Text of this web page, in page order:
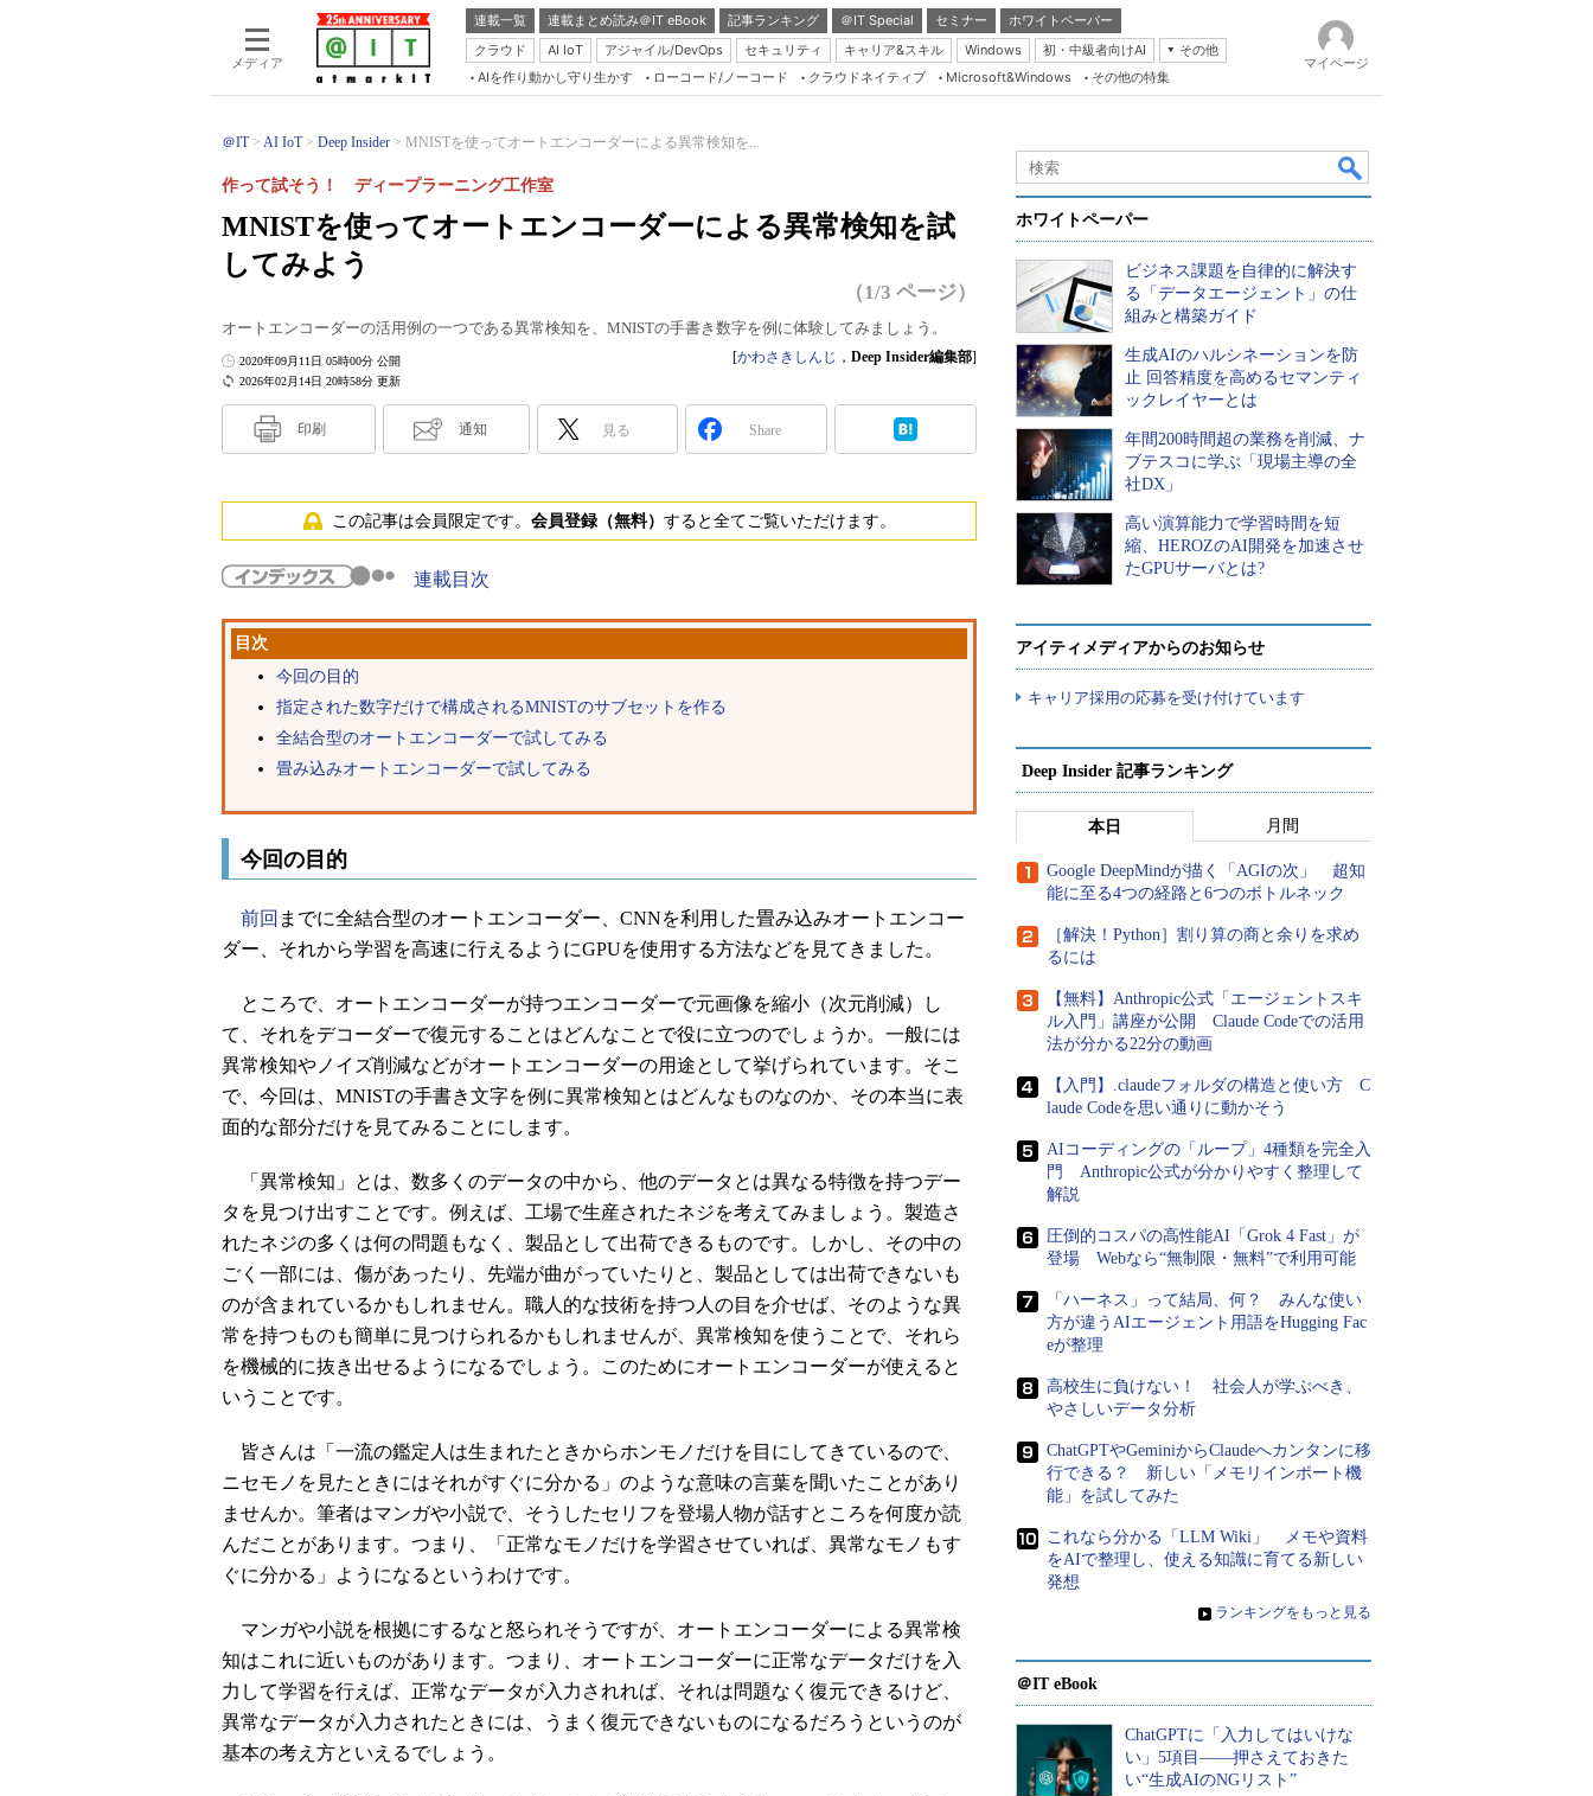
メディア
連載一覧 連載まとめ読み＠IT eBook 記事ランキング ＠IT Special セミナー
ホワイトペーパー
クラウド
AI IoT アジャイル/DevOps セキュリティ キャリア&スキル Windows 初・中級者向けAI
その他
Server & Storage
Java Agile
Database Expert
Master of IP Network
Security & Trust
AIを作り動かし守り生かす ローコード/ノーコード クラウドネイティブ Microsoft&Windows その他の特集
マイページ
＠IT AI IoT Deep Insider MNISTを使ってオートエンコーダーによる異常検知を...
MNISTを使ってオートエンコーダーによる異常検知を試
してみよう
作って試そう！ ディープラーニング工作室
（1/3 ページ）
オートエンコーダーの活用例の一つである異常検知を、MNISTの手書き数字を例に体験してみましょう。
2026年02月14日 20時58分 更新
2020年09月11日 05時00分 公開 [かわさきしんじ ， Deep Insider編集部]
印刷 通知 見る Share
この記事は会員限定です。 会員登録（無料） すると全てご覧いただけます。
連載目次
目次
今回の目的
指定された数字だけで構成されるMNISTのサブセットを作る
全結合型のオートエンコーダーで試してみる
畳み込みオートエンコーダーで試してみる
今回の目的
前回 までに全結合型のオートエンコーダー、CNNを利用した畳み込みオートエンコー
ダー、それから学習を高速に行えるようにGPUを使用する方法などを見てきました。
ところで、オートエンコーダーが持つエンコーダーで元画像を縮小（次元削減）し
て、それをデコーダーで復元することはどんなことで役に立つのでしょうか。一般には
異常検知やノイズ削減などがオートエンコーダーの用途として挙げられています。そこ
で、今回は、MNISTの手書き文字を例に異常検知とはどんなものなのか、その本当に表
面的な部分だけを見てみることにします。
「異常検知」とは、数多くのデータの中から、他のデータとは異なる特徴を持つデー
タを見つけ出すことです。例えば、工場で生産されたネジを考えてみましょう。製造さ
れたネジの多くは何の問題もなく、製品として出荷できるものです。しかし、その中の
ごく一部には、傷があったり、先端が曲がっていたりと、製品としては出荷できないも
のが含まれているかもしれません。職人的な技術を持つ人の目を介せば、そのような異
常を持つものも簡単に見つけられるかもしれませんが、異常検知を使うことで、それら
を機械的に抜き出せるようになるでしょう。このためにオートエンコーダーが使えると
いうことです。
皆さんは「一流の鑑定人は生まれたときからホンモノだけを目にしてきているので、
ニセモノを見たときにはそれがすぐに分かる」のような意味の言葉を聞いたことがあり
ませんか。筆者はマンガや小説で、そうしたセリフを登場人物が話すところを何度か読
んだことがあります。つまり、「正常なモノだけを学習させていれば、異常なモノもす
ぐに分かる」ようになるというわけです。
マンガや小説を根拠にするなと怒られそうですが、オートエンコーダーによる異常検
知はこれに近いものがあります。つまり、オートエンコーダーに正常なデータだけを入
力して学習を行えば、正常なデータが入力されれば、それは問題なく復元できるけど、
異常なデータが入力されたときには、うまく復元できないものになるだろうというのが
基本の考え方といえるでしょう。
ホワイトペーパー
ビジネス課題を自律的に解決す
る「データエージェント」の仕
組みと構築ガイド
生成AIのハルシネーションを防
止 回答精度を高めるセマンティ
ックレイヤーとは
年間200時間超の業務を削減、ナ
ブテスコに学ぶ「現場主導の全
社DX」
高い演算能力で学習時間を短
縮、HEROZのAI開発を加速させ
たGPUサーバとは?
アイティメディアからのお知らせ
キャリア採用の応募を受け付けています
Deep Insider 記事ランキング
本日 月間
Google DeepMindが描く「AGIの次」 超知
能に至る4つの経路と6つのボトルネック
［解決！Python］割り算の商と余りを求め
るには
【無料】Anthropic公式「エージェントスキ
ル入門」講座が公開 Claude Codeでの活用
法が分かる22分の動画
【入門】.claudeフォルダの構造と使い方 C
laude Codeを思い通りに動かそう
AIコーディングの「ループ」4種類を完全入
門 Anthropic公式が分かりやすく整理して
解説
圧倒的コスパの高性能AI「Grok 4 Fast」が
登場 Webなら“無制限・無料”で利用可能
「ハーネス」って結局、何？ みんな使い
方が違うAIエージェント用語をHugging Fac
eが整理
高校生に負けない！ 社会人が学ぶべき、
やさしいデータ分析
ChatGPTやGeminiからClaudeへカンタンに移
行できる？ 新しい「メモリインポート機
能」を試してみた
これなら分かる「LLM Wiki」 メモや資料
をAIで整理し、使える知識に育てる新しい
発想
» ランキングをもっと見る
＠IT eBook
ChatGPTに「入力してはいけな
い」5項目――押さえておきた
い“生成AIのNGリスト”